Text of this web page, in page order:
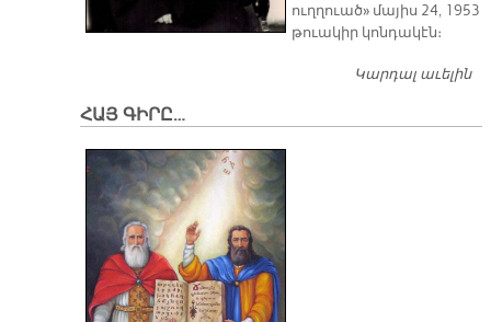
ուղղուած» մայիս 24, 1953
թուակիր կոնդակէն։
Կարդալ աւելին
ՀԱՅ ԳԻՐԸ…